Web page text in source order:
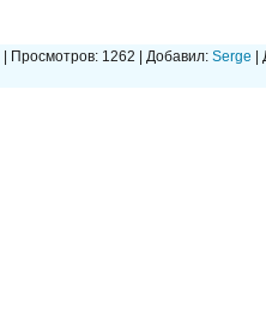
| Просмотров: 1262 | Добавил: Serge |